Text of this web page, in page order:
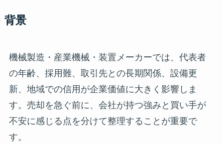
背景
機械製造・産業機械・装置メーカーでは、代表者
の年齢、採用難、取引先との長期関係、設備更
新、地域での信用が企業価値に大きく影響しま
す。売却を急ぐ前に、会社が持つ強みと買い手が
不安に感じる点を分けて整理することが重要で
す。